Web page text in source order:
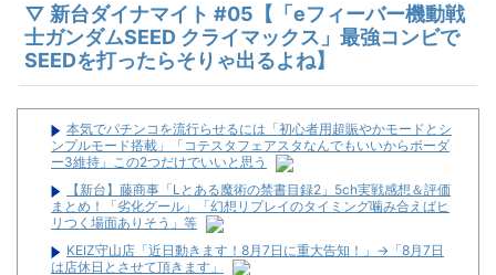
▽ 新台ダイナマイト #05【「eフィーバー機動戦
士ガンダムSEED クライマックス」最強コンビで
SEEDを打ったらそりゃ出るよね】
本気でパチンコを流行らせるには「初心者用超賑やかモードとシ
ンプルモード搭載」「コテスタフェアスタなんでもいいからボーダ
ー3維持」この2つだけでいいと思う
【新台】藤商事「Lとある魔術の禁書目録2」5ch実戦感想＆評価
まとめ！「劣化グール」「幻想リプレイのタイミング噛み合えばヒ
リつく場面ありそう」等
KEIZ守山店「近日動きます！8月7日に重大告知！」→「8月7日
は店休日とさせて頂きます」